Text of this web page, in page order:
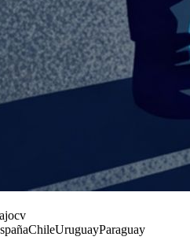
cv
ChileUruguayParaguay